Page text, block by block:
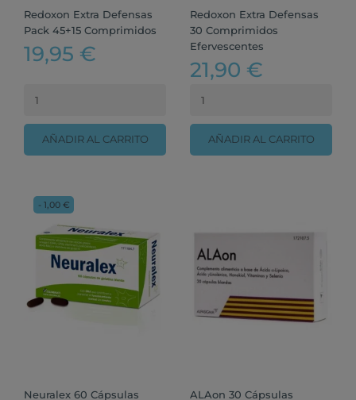
Redoxon Extra Defensas
Pack 45+15 Comprimidos
19,95 €
AÑADIR AL CARRITO
Redoxon Extra Defensas
30 Comprimidos
Efervescentes
21,90 €
AÑADIR AL CARRITO
Neuralex 60 Cápsulas
- 1,00 €
ALAon 30 Cápsulas